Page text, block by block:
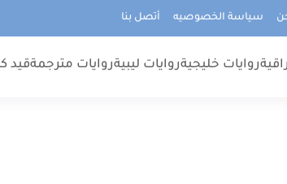
سياسة الخصوصيه أتصل بنا
روايات خليجيةروايات ليبيةروايات مترجمةقيد